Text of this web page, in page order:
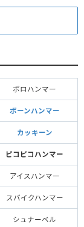
ボロハンマー
ボーンハンマー
カッキーン
ピコピコハンマー
アイスハンマー
スパイクハンマー
シュナーベル